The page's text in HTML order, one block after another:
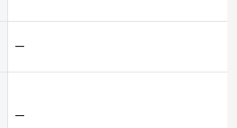
—
—